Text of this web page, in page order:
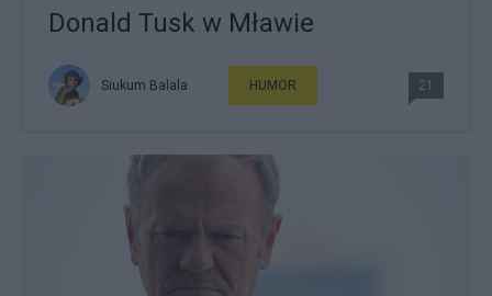
Donald Tusk w Mławie
Siukum Balala HUMOR 21